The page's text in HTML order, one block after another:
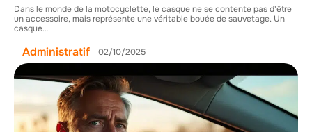
Dans le monde de la motocyclette, le casque ne se contente pas d'être
un accessoire, mais représente une véritable bouée de sauvetage. Un
casque…
Administratif 02/10/2025